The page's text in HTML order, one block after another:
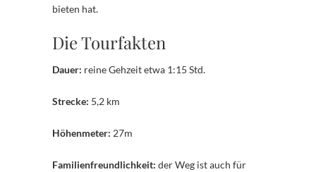
bieten hat.
Die Tourfakten
Dauer: reine Gehzeit etwa 1:15 Std.
Strecke: 5,2 km
Höhenmeter: 27m
Familienfreundlichkeit: der Weg ist auch für